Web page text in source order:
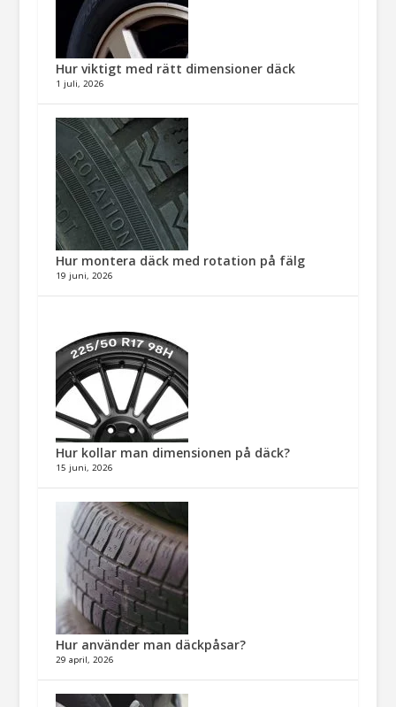
Hur viktigt med rätt dimensioner däck​
1 juli, 2026
Hur montera däck med rotation på fälg​
19 juni, 2026
Hur kollar man dimensionen på däck?
15 juni, 2026
Hur använder man däckpåsar?
29 april, 2026